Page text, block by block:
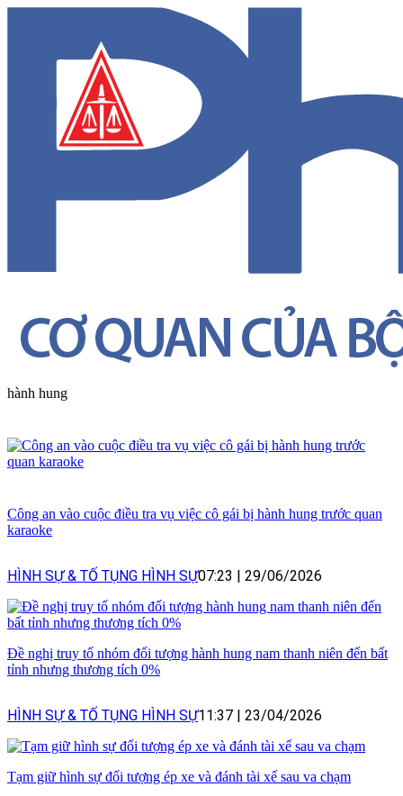
hành hung
Công an vào cuộc điều tra vụ việc cô gái bị hành hung trước quan
karaoke
HÌNH SỰ & TỐ TỤNG HÌNH SỰ07:23 | 29/06/2026
Đề nghị truy tố nhóm đối tượng hành hung nam thanh niên đến bất
tỉnh nhưng thương tích 0%
HÌNH SỰ & TỐ TỤNG HÌNH SỰ11:37 | 23/04/2026
Tạm giữ hình sự đối tượng ép xe và đánh tài xế sau va chạm